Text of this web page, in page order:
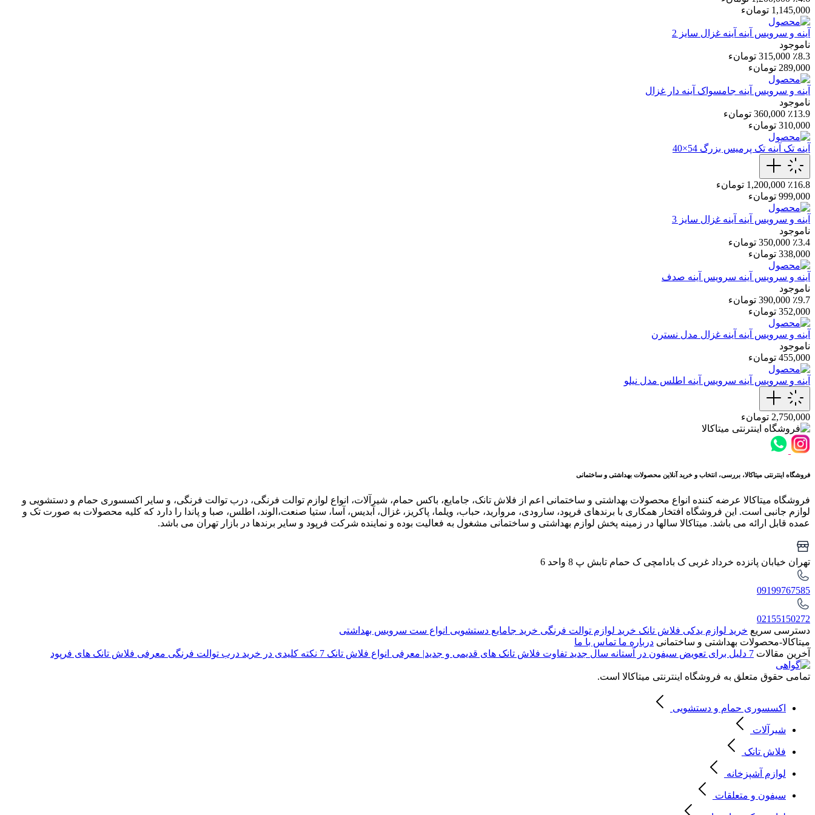
1,145,000 تومانء
آینه و سرویس آینه آینه غزال سایز 2
ناموجود
٪8.3 315,000 تومانء
289,000 تومانء
آینه و سرویس آینه جامسواک آینه دار غزال
ناموجود
٪13.9 360,000 تومانء
310,000 تومانء
آینه تک آینه تک پرمیس بزرگ 54×40
٪16.8 1,200,000 تومانء
999,000 تومانء
آینه و سرویس آینه آینه غزال سایز 3
ناموجود
٪3.4 350,000 تومانء
338,000 تومانء
آینه و سرویس آینه سرویس آینه صدف
ناموجود
٪9.7 390,000 تومانء
352,000 تومانء
آینه و سرویس آینه آینه غزال مدل نسترن
ناموجود
455,000 تومانء
آینه و سرویس آینه سرویس آینه اطلس مدل نیلو
2,750,000 تومانء
فروشگاه اینترنتی میتاکالا، بررسی، انتخاب و خرید آنلاین محصولات بهداشتی و ساختمانی
فروشگاه میتاکالا عرضه کننده انواع محصولات بهداشتی و ساختمانی اعم از فلاش تانک، جامایع، باکس حمام، شیرآلات، انواع لوازم توالت فرنگی، درب توالت فرنگی، و سایر اکسسوری حمام و دستشویی و
لوازم جانبی است. این فروشگاه افتخار همکاری با برندهای فرپود، سارودی، مروارید، حباب، ویلما، پاکریز، غزال، آبدیس، آسا، ستیا صنعت،الوند، اطلس، صبا و پاندا را دارد که کلیه محصولات به صورت تک و
عمده قابل ارائه می باشد. میتاکالا سالها در زمینه پخش لوازم بهداشتی و ساختمانی مشغول به فعالیت بوده و نماینده شرکت فرپود و سایر برندها در بازار تهران می باشد.
تهران خیابان پانزده خرداد غربی ک بادامچی ک حمام تابش پ 8 واحد 6
09199767585
02155150272
دسترسی سریع خرید لوازم یدکی فلاش تانک خرید لوازم توالت فرنگی خرید جامایع دستشویی انواع ست سرویس بهداشتی
میتاکالا-محصولات بهداشتی و ساختمانی درباره ما تماس با ما
آخرین مقالات 7 دلیل برای تعویض سیفون در آستانه سال جدید تفاوت فلاش تانک های قدیمی و جدید| معرفی انواع فلاش تانک 7 نکته کلیدی در خرید درب توالت فرنگی معرفی فلاش تانک های فرپود
تمامی حقوق متعلق به فروشگاه اینترنتی میتاکالا است.
اکسسوری حمام و دستشویی
شیرآلات
فلاش تانک
لوازم آشپزخانه
سیفون و متعلقات